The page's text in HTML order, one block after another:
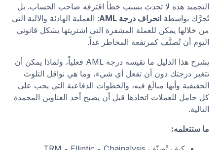
التجميد هذه لا تحدث بسبب خطأ اقترفه صاحب الحساب. بل
تُحرَّك بواسطة انحراف درجة AML
: العملية الهادئة والآلية التي
من خلالها يمكن للعملة المشفرة التي اشتريتها بشكل قانوني
اليوم أن تُصنَّف كمرتفعة المخاطر غداً.
يشرح هذا الدليل ما تقيسه درجة AML فعلياً، ولماذا يمكن أن
تتغير درجتك دون أن تفعل أي شيء، وما هي نواقل التلوث
الحقيقية وأيها مبالَغ فيه، والخطوات الدفاعية التي يجب على
كل حامل للعملات اتخاذها قبل أن يصبح أحد العناوين المجمدة
التالية.
ما ستتعلمه: